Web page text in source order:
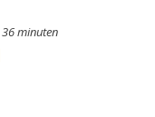
36 minuten